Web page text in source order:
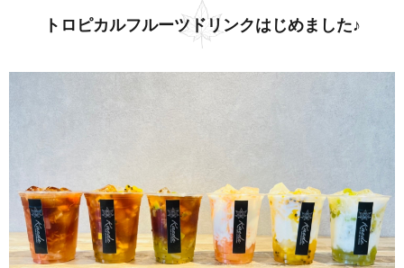
トロピカルフルーツドリンクはじめました♪